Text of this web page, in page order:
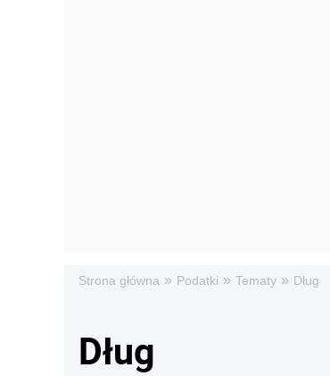
Strona główna » Podatki » Tematy » Dług
Dług